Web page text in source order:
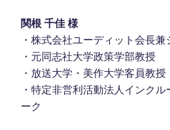
関根 千佳 様
・株式会社ユーディット会長
・元同志社大学政策学部教授
・放送大学・美作大学客員教授
・特定非営利活動法人インク
ーク